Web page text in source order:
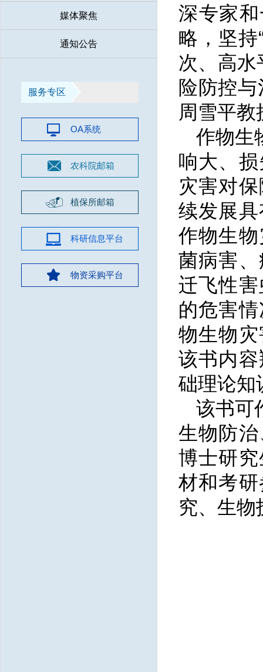
媒体聚焦
通知公告
服务专区
OA系统
农科院邮箱
植保所邮箱
科研信息平台
物资采购平台
深专家
略，坚持
次、高水
险防控
周雪平
作物生
响大、
灾害对
续发展
作物生
菌病害
迁飞性
的危害
物生物
该书内
础理论知
该书可
生物防
博士研
材和考
究、生物